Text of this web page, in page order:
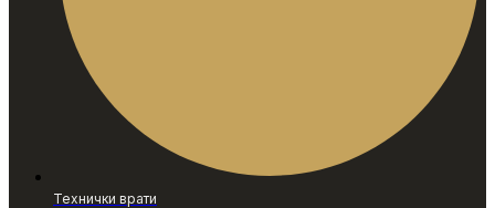
Технички врати